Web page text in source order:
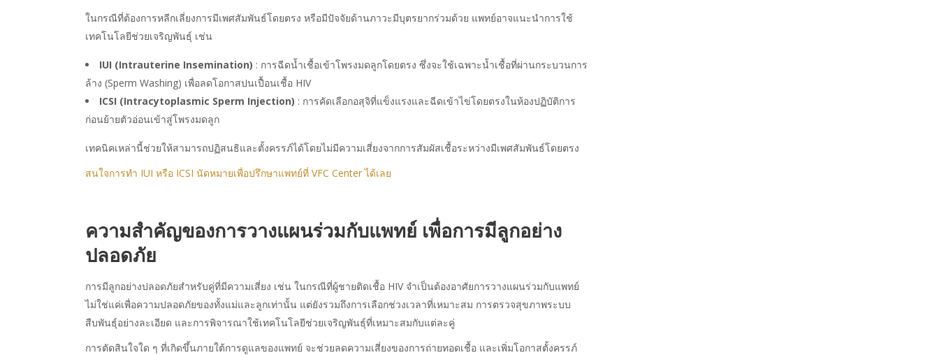
ในกรณีที่ต้องการหลีกเลี่ยงการมีเพศสัมพันธ์โดยตรง หรือมีปัจจัยด้านภาวะมีบุตรยากร่วมด้วย แพทย์อาจแนะนำการใช้
เทคโนโลยีช่วยเจริญพันธุ์ เช่น
IUI (Intrauterine Insemination) : การฉีดน้ำเชื้อเข้าโพรงมดลูกโดยตรง ซึ่งจะใช้เฉพาะน้ำเชื้อที่ผ่านกระบวนการ
ล้าง (Sperm Washing) เพื่อลดโอกาสปนเปื้อนเชื้อ HIV
ICSI (Intracytoplasmic Sperm Injection) : การคัดเลือกอสุจิที่แข็งแรงและฉีดเข้าไข่โดยตรงในห้องปฏิบัติการ
ก่อนย้ายตัวอ่อนเข้าสู่โพรงมดลูก
เทคนิคเหล่านี้ช่วยให้สามารถปฏิสนธิและตั้งครรภ์ได้โดยไม่มีความเสี่ยงจากการสัมผัสเชื้อระหว่างมีเพศสัมพันธ์โดยตรง
สนใจการทำ IUI หรือ ICSI นัดหมายเพื่อปรึกษาแพทย์ที่ VFC Center ได้เลย
ความสำคัญของการวางแผนร่วมกับแพทย์ เพื่อการมีลูกอย่าง
ปลอดภัย
การมีลูกอย่างปลอดภัยสำหรับคู่ที่มีความเสี่ยง เช่น ในกรณีที่ผู้ชายติดเชื้อ HIVจำเป็นต้องอาศัยการวางแผนร่วมกับแพทย์
ไม่ใช่แค่เพื่อความปลอดภัยของทั้งแม่และลูกเท่านั้น แต่ยังรวมถึงการเลือกช่วงเวลาที่เหมาะสม การตรวจสุขภาพระบบ
สืบพันธุ์อย่างละเอียด และการพิจารณาใช้เทคโนโลยีช่วยเจริญพันธุ์ที่เหมาะสมกับแต่ละคู่
การตัดสินใจใด ๆ ที่เกิดขึ้นภายใต้การดูแลของแพทย์ จะช่วยลดความเสี่ยงของการถ่ายทอดเชื้อ และเพิ่มโอกาสตั้งครรภ์